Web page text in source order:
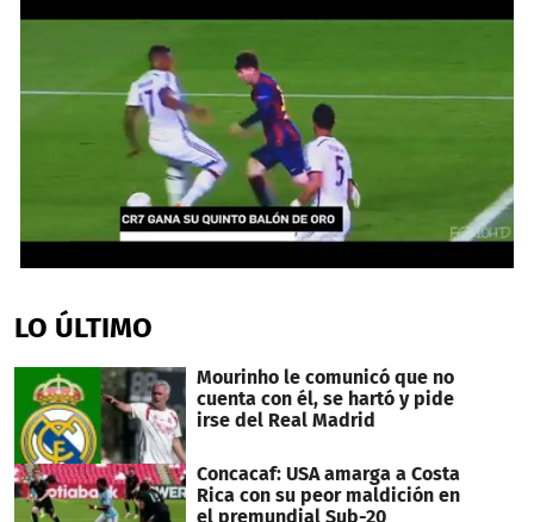
of
53
LO ÚLTIMO
Mourinho le comunicó que no
cuenta con él, se hartó y pide
irse del Real Madrid
Concacaf: USA amarga a Costa
Rica con su peor maldición en
el premundial Sub-20